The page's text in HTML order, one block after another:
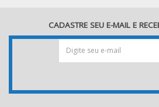
CADASTRE SEU E-MAIL E